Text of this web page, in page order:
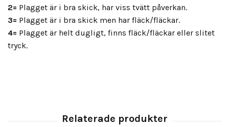
2= Plagget är i bra skick, har viss tvätt påverkan.
3= Plagget är i bra skick men har fläck/fläckar.
4= Plagget är helt dugligt, finns fläck/fläckar eller slitet
tryck.